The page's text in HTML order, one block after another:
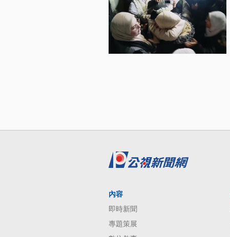
內容
即時新聞
專題策展